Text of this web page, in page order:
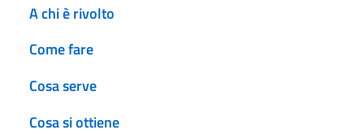
A chi è rivolto
Come fare
Cosa serve
Cosa si ottiene